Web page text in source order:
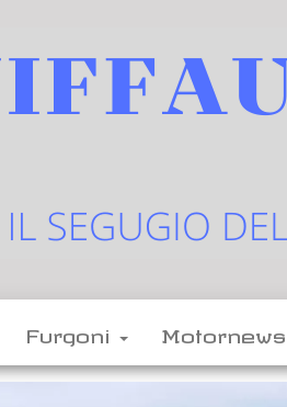
auto
Furgoni Motornews